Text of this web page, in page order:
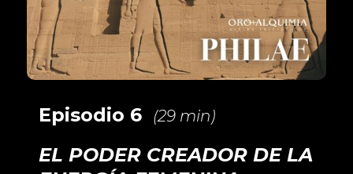
Episodio 6 (29 min)
EL PODER CREADOR DE LA